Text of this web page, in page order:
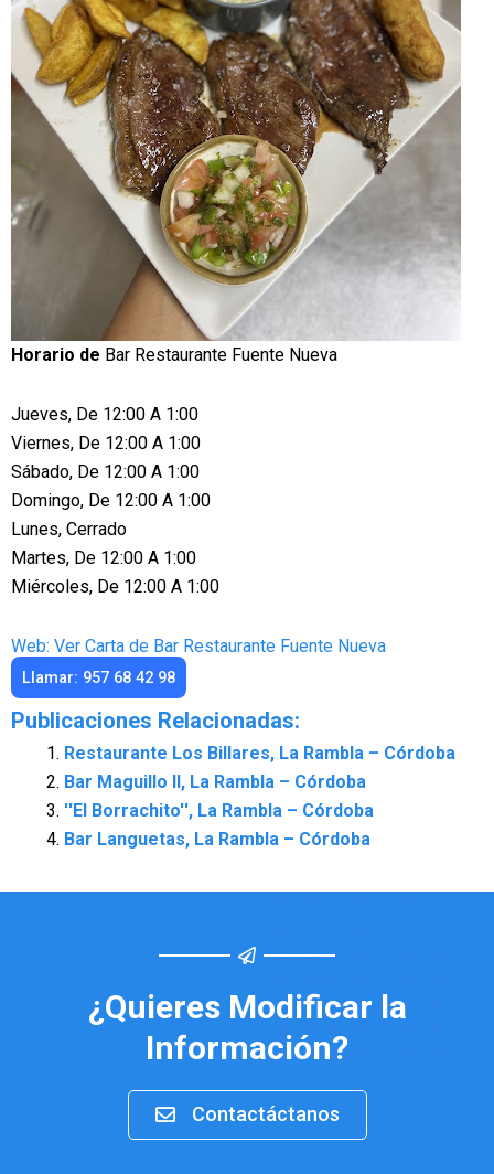
Horario de Bar Restaurante Fuente Nueva
Jueves, De 12:00 A 1:00
Viernes, De 12:00 A 1:00
Sábado, De 12:00 A 1:00
Domingo, De 12:00 A 1:00
Lunes, Cerrado
Martes, De 12:00 A 1:00
Miércoles, De 12:00 A 1:00
Web: Ver Carta de Bar Restaurante Fuente Nueva
Llamar: 957 68 42 98
Publicaciones Relacionadas:
Restaurante Los Billares, La Rambla – Córdoba
Bar Maguillo II, La Rambla – Córdoba
''El Borrachito'', La Rambla – Córdoba
Bar Languetas, La Rambla – Córdoba
¿Quieres Modificar la
Información?
Contactáctanos